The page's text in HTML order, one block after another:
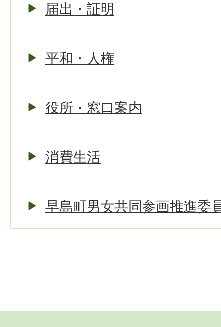
届出・証明
平和・人権
役所・窓口案内
消費生活
早島町男女共同参画推進委